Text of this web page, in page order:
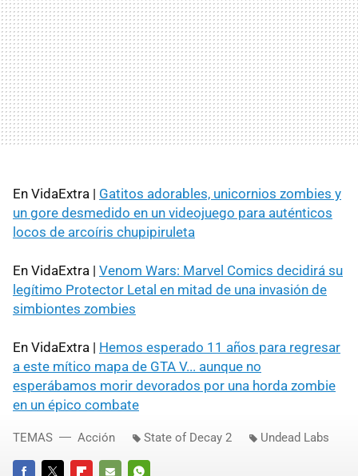
En VidaExtra | Gatitos adorables, unicornios zombies y
un gore desmedido en un videojuego para auténticos
locos de arcoíris chupipiruleta
En VidaExtra | Venom Wars: Marvel Comics decidirá su
legítimo Protector Letal en mitad de una invasión de
simbiontes zombies
En VidaExtra | Hemos esperado 11 años para regresar
a este mítico mapa de GTA V... aunque no
esperábamos morir devorados por una horda zombie
en un épico combate
TEMAS Acción State of Decay 2 Undead Labs